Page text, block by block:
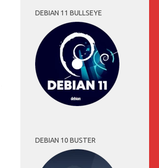
DEBIAN 11 BULLSEYE
DEBIAN 10 BUSTER